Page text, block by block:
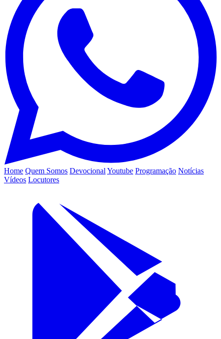
Home Quem Somos DevocionalYoutube Programação Notícias
Vídeos Locutores